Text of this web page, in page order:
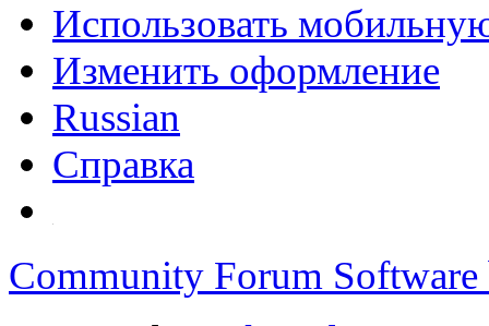
Использовать
Изменить оформление
Russian
Справка
Community Forum Software